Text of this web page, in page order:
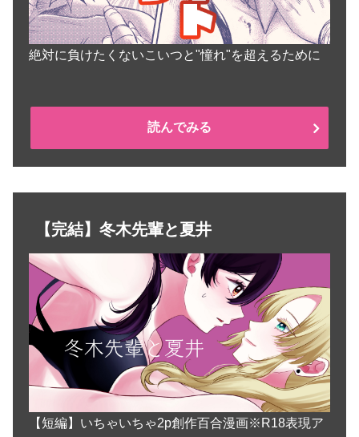
絶対に負けたくないこいつと"憧れ"を超えるために
読んでみる
【完結】冬木先輩と夏井
【短編】いちゃいちゃ2p創作百合漫画※R18表現ア